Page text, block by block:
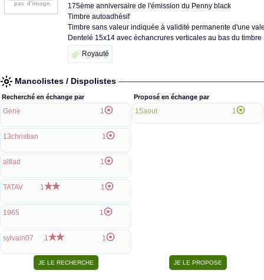
175ème anniversaire de l'émission du Penny black
Timbre autoadhésif
Timbre sans valeur indiquée à validité permanente d'une
Dentelé 15x14 avec échancrures verticales au bas du timbre
Royauté
Mancolistes / Dispolistes
Recherché en échange par
Gene 1
13christian 1
alflad 1
TATAV 1 1
1965 1
sylvain07 1 1
Proposé en échange par
15aout 1